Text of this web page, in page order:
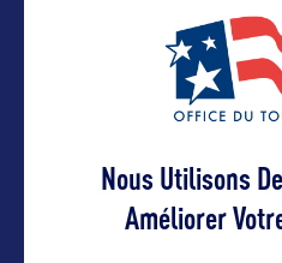
Nous Utilisons
Améliorer